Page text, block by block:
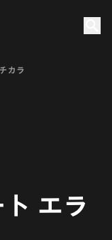
カラ
エラ